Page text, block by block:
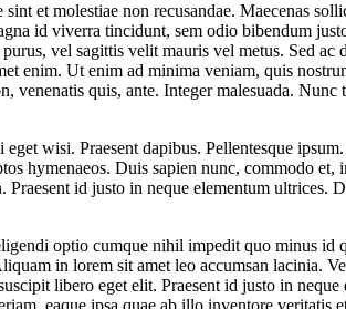
et molestiae non recusandae. Maecenas
id viverra tincidunt, sem odio bibendum
vel sagittis velit mauris vel metus. Sed ac
enim. Ut enim ad minima veniam, quis
quis, ante. Integer malesuada. Nunc
wisi. Praesent dapibus. Pellentesque
hymenaeos. Duis sapien nunc, commodo
id justo in neque elementum ultrices.
optio cumque nihil impedit quo minus id
in lorem sit amet leo accumsan lacinia.
libero eget elit. Praesent id justo in
eaque ipsa quae ab illo inventore veritatis